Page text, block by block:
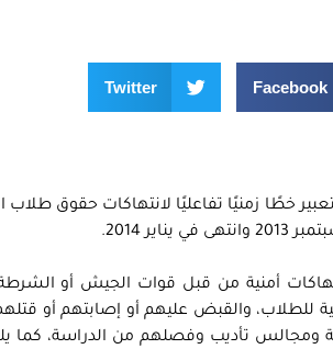
Facebook
Twitter
خطًا زمنيًا تفاعليًا لانتهاكات حقوق طلاب
2014.
أمنية من قبل قوات الجيش أو الشرطة
للطلاب، والقبض عليهم أو إصابتهم أو
ومجالس تأديب وفصلهم من الدراسة، كما